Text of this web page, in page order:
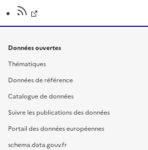
Données ouvertes
Thématiques
Données de référence
Catalogue de données
Suivre les publications des données
Portail des données européennes
schema.data.gouv.fr